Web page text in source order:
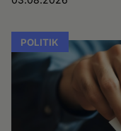
POLITIK